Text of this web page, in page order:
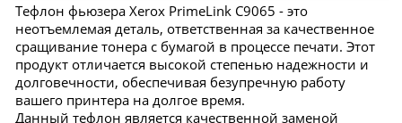
Тефлон фьюзера Xerox PrimeLink C9065 - это
неотъемлемая деталь, ответственная за качественное
сращивание тонера с бумагой в процессе печати. Этот
продукт отличается высокой степенью надежности и
долговечности, обеспечивая безупречную работу
вашего принтера на долгое время.
Данный тефлон является качественной заменой